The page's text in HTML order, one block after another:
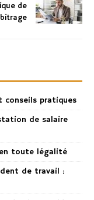
de
conseils pratiques
de salaire
toute légalité
de travail :